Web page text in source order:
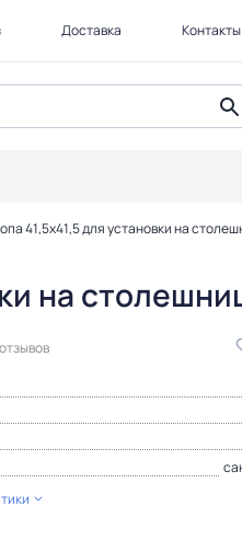
Доставка Контакты
41,5х41,5 для установки на
на